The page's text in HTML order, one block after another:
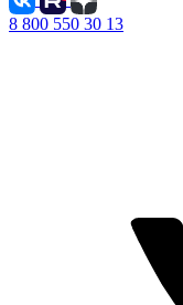
8 800 550 30 13